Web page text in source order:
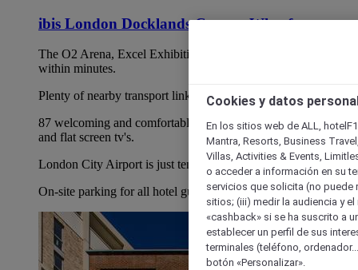
ibis London Docklands Canary Wharf
The O2 Arena, Excel Exhibition Centre and Canary Wharf
within minutes.
Plenty of nearby transport links.
87 welcoming and comfortable rooms with power showers
and flat screen tv's.
London City Airport is just ten minutes away.
On-site parking for all hotel guests (payable).
Cookies y datos
En los sitios web de ALL,
Mantra, Resorts, Business
Villas, Activities & Events,
o acceder a información en su
servicios que solicita (no puede
sitios; (iii) medir la audiencia y
«cashback» si se ha suscrito a
establecer un perfil de sus
terminales (teléfono,
botón «Personalizar».